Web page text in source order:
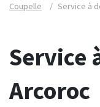
Coupelle
/ Service à
Service
Arcoroc